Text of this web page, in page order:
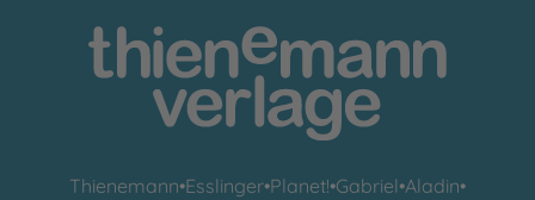
Thienemann•Esslinger•Planet!•Gabriel•Aladin•